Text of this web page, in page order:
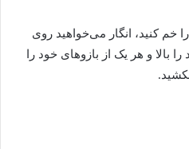
خم کنید، انگار می‌خواهید روی
بالا و هر یک از بازو‌های خود را